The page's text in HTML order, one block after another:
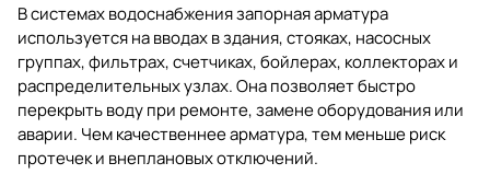
В системах водоснабжения запорная арматура
используется на вводах в здания, стояках, насосных
группах, фильтрах, счетчиках, бойлерах, коллекторах и
распределительных узлах. Она позволяет быстро
перекрыть воду при ремонте, замене оборудования или
аварии. Чем качественнее арматура, тем меньше риск
протечек и внеплановых отключений.